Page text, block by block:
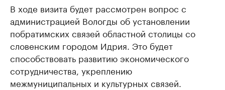
В ходе визита будет рассмотрен вопрос с
администрацией Вологды об установлении
побратимских связей областной столицы со
словенским городом Идрия. Это будет
способствовать развитию экономического
сотрудничества, укреплению
межмуниципальных и культурных связей.